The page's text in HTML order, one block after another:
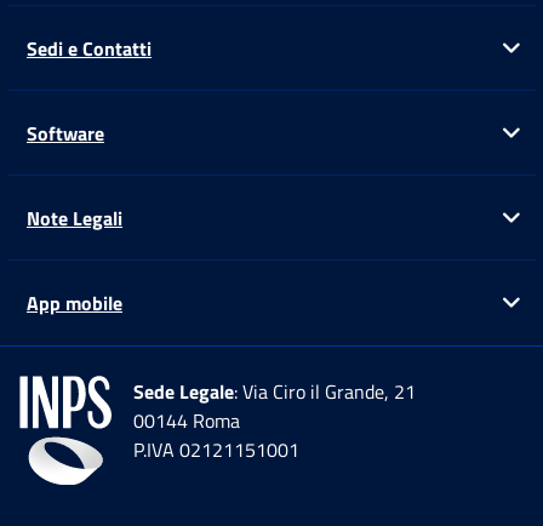
Sedi e Contatti
Software
Note Legali
App mobile
Sede Legale: Via Ciro il Grande, 21
00144 Roma
P.IVA 02121151001